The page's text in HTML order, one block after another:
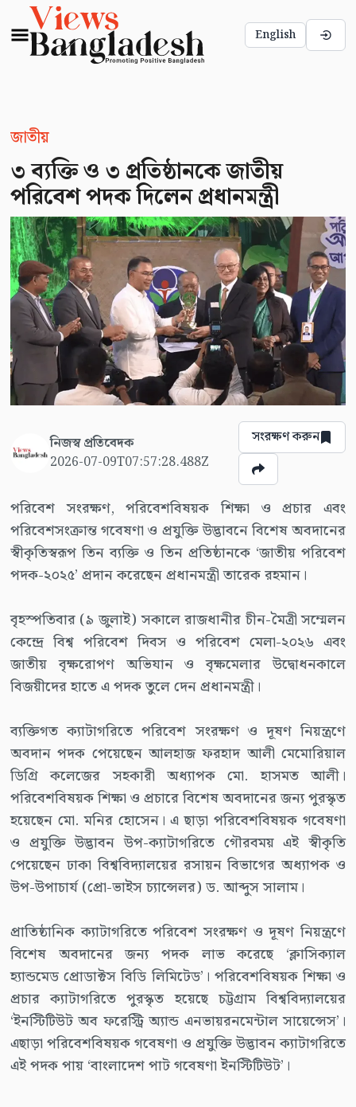
English
জাতীয়
৩ ব্যক্তি ও ৩ প্রতিষ্ঠানকে জাতীয়
পরিবেশ পদক দিলেন প্রধানমন্ত্রী
নিজস্ব প্রতিবেদক
2026-07-09T07:57:28.488Z
সংরক্ষণ করুন
পরিবেশ সংরক্ষণ, পরিবেশবিষয়ক শিক্ষা ও প্রচার এবং
পরিবেশসংক্রান্ত গবেষণা ও প্রযুক্তি উদ্ভাবনে বিশেষ অবদানের
স্বীকৃতিস্বরূপ তিন ব্যক্তি ও তিন প্রতিষ্ঠানকে ‘জাতীয় পরিবেশ
পদক-২০২৫’ প্রদান করেছেন প্রধানমন্ত্রী তারেক রহমান।
বৃহস্পতিবার (৯ জুলাই) সকালে রাজধানীর চীন-মৈত্রী সম্মেলন
কেন্দ্রে বিশ্ব পরিবেশ দিবস ও পরিবেশ মেলা-২০২৬ এবং
জাতীয় বৃক্ষরোপণ অভিযান ও বৃক্ষমেলার উদ্বোধনকালে
বিজয়ীদের হাতে এ পদক তুলে দেন প্রধানমন্ত্রী।
ব্যক্তিগত ক্যাটাগরিতে পরিবেশ সংরক্ষণ ও দূষণ নিয়ন্ত্রণে
অবদান পদক পেয়েছেন আলহাজ ফরহাদ আলী মেমোরিয়াল
ডিগ্রি কলেজের সহকারী অধ্যাপক মো. হাসমত আলী।
পরিবেশবিষয়ক শিক্ষা ও প্রচারে বিশেষ অবদানের জন্য পুরস্কৃত
হয়েছেন মো. মনির হোসেন। এ ছাড়া পরিবেশবিষয়ক গবেষণা
ও প্রযুক্তি উদ্ভাবন উপ-ক্যাটাগরিতে গৌরবময় এই স্বীকৃতি
পেয়েছেন ঢাকা বিশ্ববিদ্যালয়ের রসায়ন বিভাগের অধ্যাপক ও
উপ-উপাচার্য (প্রো-ভাইস চ্যান্সেলর) ড. আব্দুস সালাম।
প্রাতিষ্ঠানিক ক্যাটাগরিতে পরিবেশ সংরক্ষণ ও দূষণ নিয়ন্ত্রণে
বিশেষ অবদানের জন্য পদক লাভ করেছে ‘ক্লাসিক্যাল
হ্যান্ডমেড প্রোডাক্টস বিডি লিমিটেড’। পরিবেশবিষয়ক শিক্ষা ও
প্রচার ক্যাটাগরিতে পুরস্কৃত হয়েছে চট্টগ্রাম বিশ্ববিদ্যালয়ের
‘ইনস্টিটিউট অব ফরেস্ট্রি অ্যান্ড এনভায়রনমেন্টাল সায়েন্সেস’।
এছাড়া পরিবেশবিষয়ক গবেষণা ও প্রযুক্তি উদ্ভাবন ক্যাটাগরিতে
এই পদক পায় ‘বাংলাদেশ পাট গবেষণা ইনস্টিটিউট’।